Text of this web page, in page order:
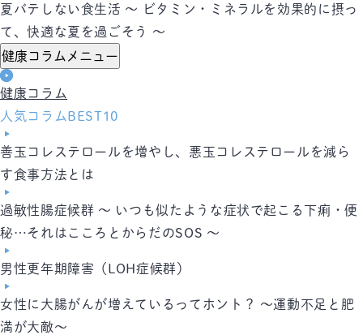
夏バテしない食生活 ～ ビタミン・ミネラルを効果的に摂っ
て、快適な夏を過ごそう ～
健康コラムメニュー
健康コラム
人気コラムBEST10
善玉コレステロールを増やし、悪玉コレステロールを減ら
す食事方法とは
過敏性腸症候群 ～ いつも似たような症状で起こる下痢・便
秘…それはこころとからだのSOS ～
男性更年期障害（LOH症候群）
女性に大腸がんが増えているってホント？ ～運動不足と肥
満が大敵～